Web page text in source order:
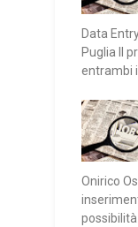
Data
Puglia Il
entrambi i
Onirico
possibilità